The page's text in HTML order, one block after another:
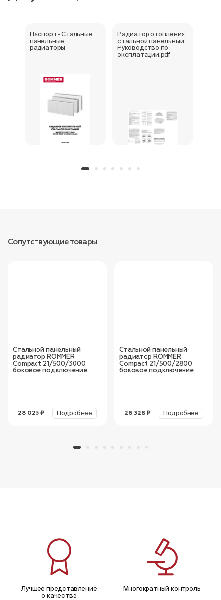
Паспорт- Стальные
панельные
радиаторы
Радиатор отопления
стальной панельный
Руководство по
эксплатации.pdf
Сопутствующие товары
Стальной панельный
радиатор ROMMER
Compact 21/500/3000
боковое подключение
28 025 ₽ Подробнее
Стальной панельный
радиатор ROMMER
Compact 21/500/2800
боковое подключение
26 328 ₽ Подробнее
Лучшее представление
о качестве
Многократный контроль